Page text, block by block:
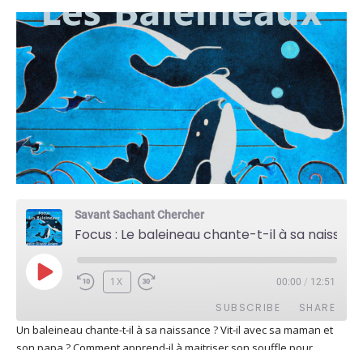
Savant Sachant Chercher
PLAY
EPISODE
1X 00:00 / 12:51
SUBSCRIBE SHARE
Un baleineau chante-t-il à sa naissance ? Vit-il avec sa maman et